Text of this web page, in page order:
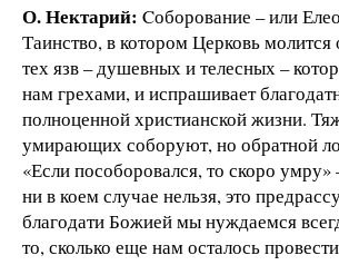
О. Нектарий: Cоборование – или
Таинство, в котором Церковь молится
тех язв – душевных и телесных –
нам грехами, и испрашивает
полноценной христианской жизни.
умирающих соборуют, но обратной
«Если пособоровался, то скоро умру»
ни в коем случае нельзя, это
благодати Божией мы нуждаемся
то, сколько еще нам осталось